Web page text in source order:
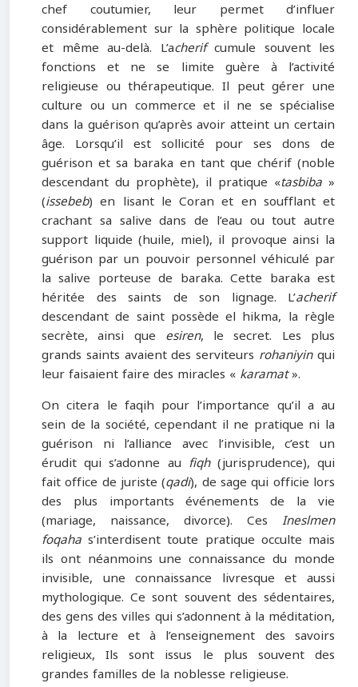
chef coutumier, leur permet d’influer
considérablement sur la sphère politique locale
et même au-delà. L’acherif cumule souvent les
fonctions et ne se limite guère à l’activité
religieuse ou thérapeutique. Il peut gérer une
culture ou un commerce et il ne se spécialise
dans la guérison qu’après avoir atteint un certain
âge. Lorsqu’il est sollicité pour ses dons de
guérison et sa baraka en tant que chérif (noble
descendant du prophète), il pratique «tasbiba »
(issebeb) en lisant le Coran et en soufflant et
crachant sa salive dans de l’eau ou tout autre
support liquide (huile, miel), il provoque ainsi la
guérison par un pouvoir personnel véhiculé par
la salive porteuse de baraka. Cette baraka est
héritée des saints de son lignage. L’acherif
descendant de saint possède el hikma, la règle
secrète, ainsi que esiren, le secret. Les plus
grands saints avaient des serviteurs rohaniyinqui
leur faisaient faire des miracles « karamat».
On citera le faqih pour l’importance qu’il a au
sein de la société, cependant il ne pratique ni la
guérison ni l’alliance avec l’invisible, c’est un
érudit qui s’adonne au fiqh(jurisprudence), qui
fait office de juriste (qadi), de sage qui officie lors
des plus importants événements de la vie
(mariage, naissance, divorce). Ces Ineslmen
foqaha s’interdisent toute pratique occulte mais
ils ont néanmoins une connaissance du monde
invisible, une connaissance livresque et aussi
mythologique. Ce sont souvent des sédentaires,
des gens des villes qui s’adonnent à la méditation,
à la lecture et à l’enseignement des savoirs
religieux, Ils sont issus le plus souvent des
grandes familles de la noblesse religieuse.